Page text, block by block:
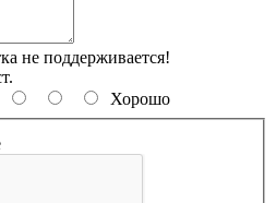
не поддерживается!
Хорошо